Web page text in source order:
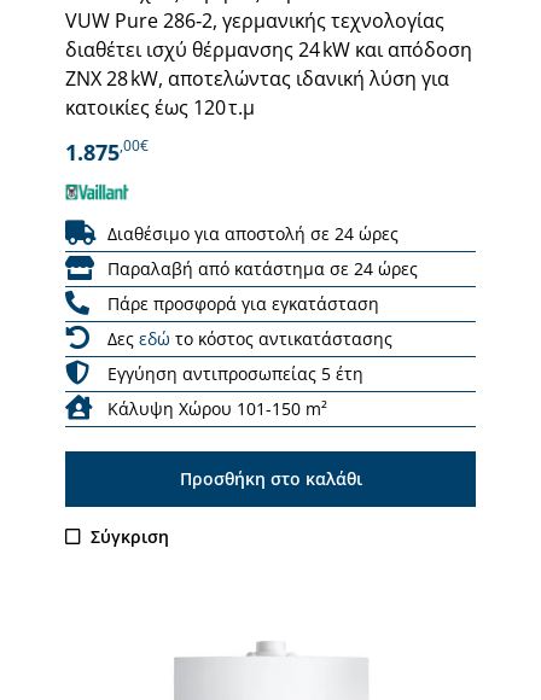
VUW Pure 286‑2, γερμανικής τεχνολογίας
διαθέτει ισχύ θέρμανσης 24 kW και απόδοση
ΖΝΧ 28 kW, αποτελώντας ιδανική λύση για
κατοικίες έως 120 τ.μ
1.875,00€
Διαθέσιμο για αποστολή σε 24 ώρες
Παραλαβή από κατάστημα σε 24 ώρες
Πάρε προσφορά για εγκατάσταση
Δες εδώ το κόστος αντικατάστασης
Εγγύηση αντιπροσωπείας 5 έτη
Κάλυψη Χώρου 101-150 m²
Προσθήκη στο καλάθι
Σύγκριση